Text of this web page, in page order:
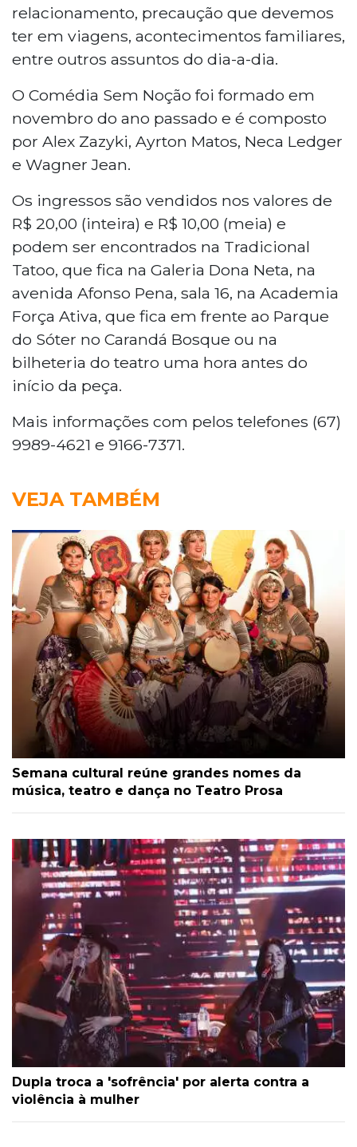
relacionamento, precaução que devemos
ter em viagens, acontecimentos familiares,
entre outros assuntos do dia-a-dia.
O Comédia Sem Noção foi formado em
novembro do ano passado e é composto
por Alex Zazyki, Ayrton Matos, Neca Ledger
e Wagner Jean.
Os ingressos são vendidos nos valores de
R$ 20,00 (inteira) e R$ 10,00 (meia) e
podem ser encontrados na Tradicional
Tatoo, que fica na Galeria Dona Neta, na
avenida Afonso Pena, sala 16, na Academia
Força Ativa, que fica em frente ao Parque
do Sóter no Carandá Bosque ou na
bilheteria do teatro uma hora antes do
início da peça.
Mais informações com pelos telefones (67)
9989-4621 e 9166-7371.
VEJA TAMBÉM
Semana cultural reúne grandes nomes da
música, teatro e dança no Teatro Prosa
Dupla troca a 'sofrência' por alerta contra a
violência à mulher